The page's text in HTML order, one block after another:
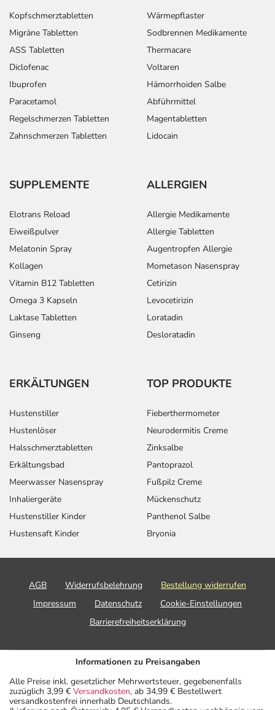
Kopfschmerztabletten
Migräne Tabletten
ASS Tabletten
Diclofenac
Ibuprofen
Paracetamol
Regelschmerzen Tabletten
Zahnschmerzen Tabletten
Wärmepflaster
Sodbrennen Medikamente
Thermacare
Voltaren
Hämorrhoiden Salbe
Abführmittel
Magentabletten
Lidocain
SUPPLEMENTE
Elotrans Reload
Eiweißpulver
Melatonin Spray
Kollagen
Vitamin B12 Tabletten
Omega 3 Kapseln
Laktase Tabletten
Ginseng
ALLERGIEN
Allergie Medikamente
Allergie Tabletten
Augentropfen Allergie
Mometason Nasenspray
Cetirizin
Levocetirizin
Loratadin
Desloratadin
ERKÄLTUNGEN
Hustenstiller
Hustenlöser
Halsschmerztabletten
Erkältungsbad
Meerwasser Nasenspray
Inhaliergeräte
Hustenstiller Kinder
Hustensaft Kinder
TOP PRODUKTE
Fieberthermometer
Neurodermitis Creme
Zinksalbe
Pantoprazol
Fußpilz Creme
Mückenschutz
Panthenol Salbe
Bryonia
AGB Widerrufsbelehrung
Bestellung widerrufen
Impressum
Datenschutz
Cookie-Einstellungen
Barrierefreiheitserklärung
Informationen zu Preisangaben
Alle Preise inkl. gesetzlicher Mehrwertsteuer, gegebenenfalls
zuzüglich 3,99 € Versandkosten, ab 34,99 € Bestellwert
versandkostenfrei innerhalb Deutschlands.